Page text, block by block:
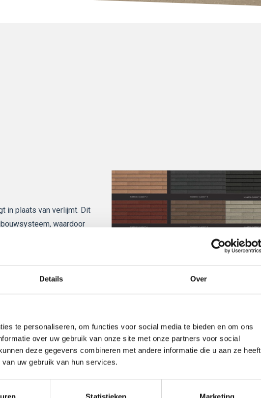
Details Over
te personaliseren, om functies voor social media te bieden en om ons
over uw gebruik van onze site met onze partners voor social
deze gegevens combineren met andere informatie die u aan ze heeft
uw gebruik van hun services.
Klik om te vergroten
in plaats van verlijmt. Dit
waardoor
Het systeem bestaat
met een geavanceerd
termijn.
jaren mee en is volledig
andere gevel plaatsen.